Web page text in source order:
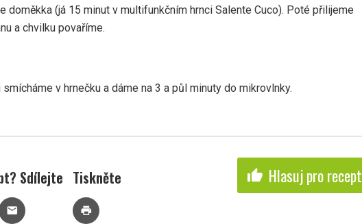
doměkka (já 15 minut v multifunkčním hrnci Salente Cuco). Poté přilijeme
a chvilku povaříme.
v hrnečku a dáme na 3 a půl minuty do mikrovlnky.
Sdílejte
mail
Tiskněte
print
thumb_up Hlasuj pro recept